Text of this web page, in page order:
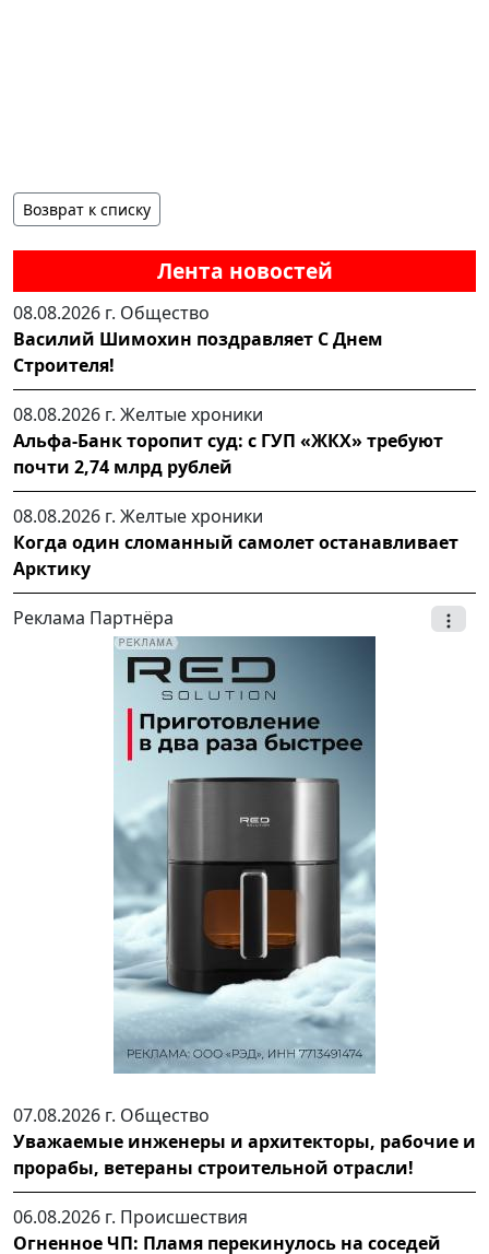
Лента новостей
08.08.2026 г. Общество
Василий Шимохин поздравляет С Днем
Строителя!
08.08.2026 г. Желтые хроники
Альфа-Банк торопит суд: с ГУП «ЖКХ» требуют
почти 2,74 млрд рублей
08.08.2026 г. Желтые хроники
Когда один сломанный самолет останавливает
Арктику
Реклама Партнёра
07.08.2026 г. Общество
Уважаемые инженеры и архитекторы, рабочие и
прорабы, ветераны строительной отрасли!
06.08.2026 г. Происшествия
Огненное ЧП: Пламя перекинулось на соседей
Возврат к списку